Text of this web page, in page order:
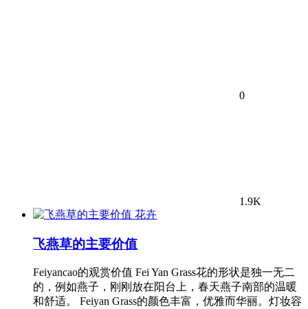
0
1.9K
花卉
飞燕草的主要价值
Feiyancao的观赏价值 Fei Yan Grass花的形状是独一无二
的，例如燕子，刚刚放在阳台上，春天燕子南部的温暖
和舒适。 Feiyan Grass的颜色丰富，优雅而华丽。灯妆容